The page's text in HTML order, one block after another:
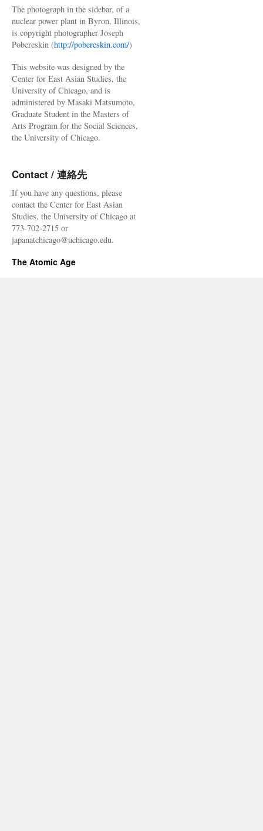
The photograph in the sidebar, of a
nuclear power plant in Byron, Illinois,
is copyright photographer Joseph
Pobereskin (http://pobereskin.com/)
This website was designed by the
Center for East Asian Studies, the
University of Chicago, and is
administered by Masaki Matsumoto,
Graduate Student in the Masters of
Arts Program for the Social Sciences,
the University of Chicago.
Contact / 連絡先
If you have any questions, please
contact the Center for East Asian
Studies, the University of Chicago at
773-702-2715 or
japanatchicago@uchicago.edu.
The Atomic Age